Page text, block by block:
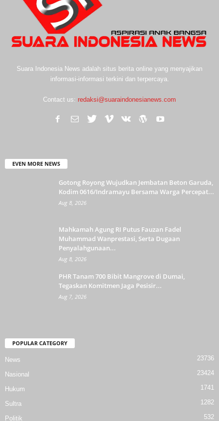
Suara Indonesia News adalah situs berita online yang menyajikan
informasi-informasi terkini dan terpercaya.
Contact us: redaksi@suaraindonesianews.com
EVEN MORE NEWS
Gotong Royong Wujudkan Jembatan Beton Garuda,
Kodim 0616/Indramayu Bersama Warga Percepat...
Aug 8, 2026
Mahkamah Agung RI Putus Fauzan Fadel
Muhammad Wanprestasi, Serta Dugaan
Penyalahgunaan...
Aug 8, 2026
PHR Tanam 700 Bibit Mangrove di Dumai,
Tegaskan Komitmen Jaga Pesisir...
Aug 7, 2026
POPULAR CATEGORY
News 23736
Nasional 23424
Hukum 1741
Sultra 1282
Politik 532